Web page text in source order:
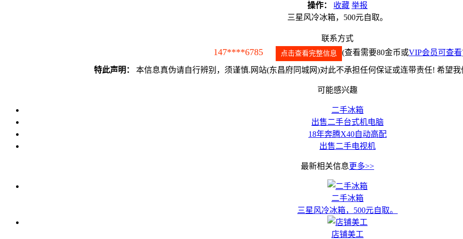
操作：
收藏 举报
三星风冷冰箱，500元自取。
联系方式
147****6785 点击查看完整信息 (查看需要80金币或VIP会员可查看
特此声明： 本信息真伪请自行辨别，须谨慎.网站(东昌府同城网)对此不承担任何保证或连带责任! 希望我
可能感兴趣
二手冰箱
出售二手台式机电脑
18年奔腾X40自动高配
出售二手电视机
最新相关信息更多>>
二手冰箱
三星风冷冰箱，500元自取。
店铺美工